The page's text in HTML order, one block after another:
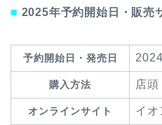
■ 2025年予約開始日・販売
予約開始日・発売日
購入方法 店
オンラインサイト イオ